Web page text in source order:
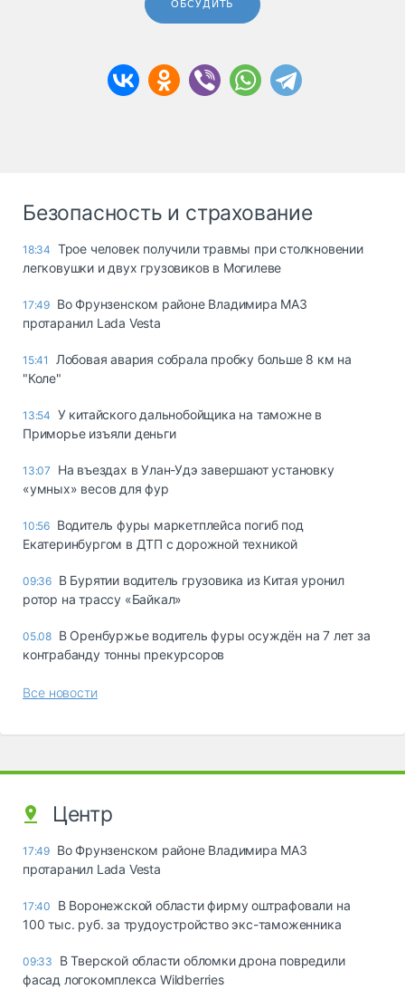
ОБСУДИТЬ
Безопасность и страхование
18:34 Трое человек получили травмы при столкновении
легковушки и двух грузовиков в Могилеве
17:49 Во Фрунзенском районе Владимира МАЗ
протаранил Lada Vesta
15:41
Лобовая авария собрала пробку больше 8 км на
"Коле"
13:54 У китайского дальнобойщика на таможне в
Приморье изъяли деньги
13:07
Ha въeздax в Улaн-Удэ зaвepшaют ycтaнoвкy
«yмныx» вecoв для фyp
10:56 Водитель фуры маркетплейса погиб под
Екатеринбургом в ДТП с дорожной техникой
09:36 В Бурятии водитель грузовика из Китая уронил
ротор на трассу «Байкал»
05.08 В Оренбуржье водитель фуры осуждён на 7 лет за
контрабанду тонны прекурсоров
Все новости
Центр
17:49 Во Фрунзенском районе Владимира МАЗ
протаранил Lada Vesta
17:40
В Воронежской области фирму оштрафовали на
100 тыс. руб. за трудоустройство экс-таможенника
09:33
В Тверской области обломки дрона повредили
фасад логокомплекса Wildberries